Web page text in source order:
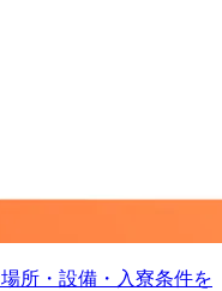
所・設備・入寮条件を